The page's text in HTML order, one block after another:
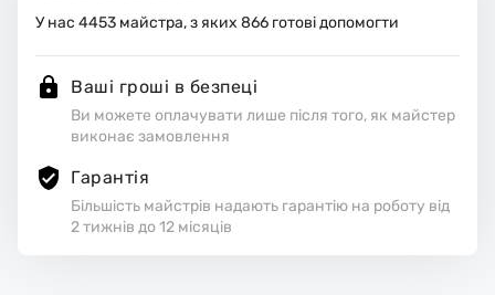
У нас 4453 майстра, з яких 866 готові допомогти
Ваші гроші в безпеці
Ви можете оплачувати лише після того, як майстер
виконає замовлення
Гарантія
Більшість майстрів надають гарантію на роботу від
2 тижнів до 12 місяців